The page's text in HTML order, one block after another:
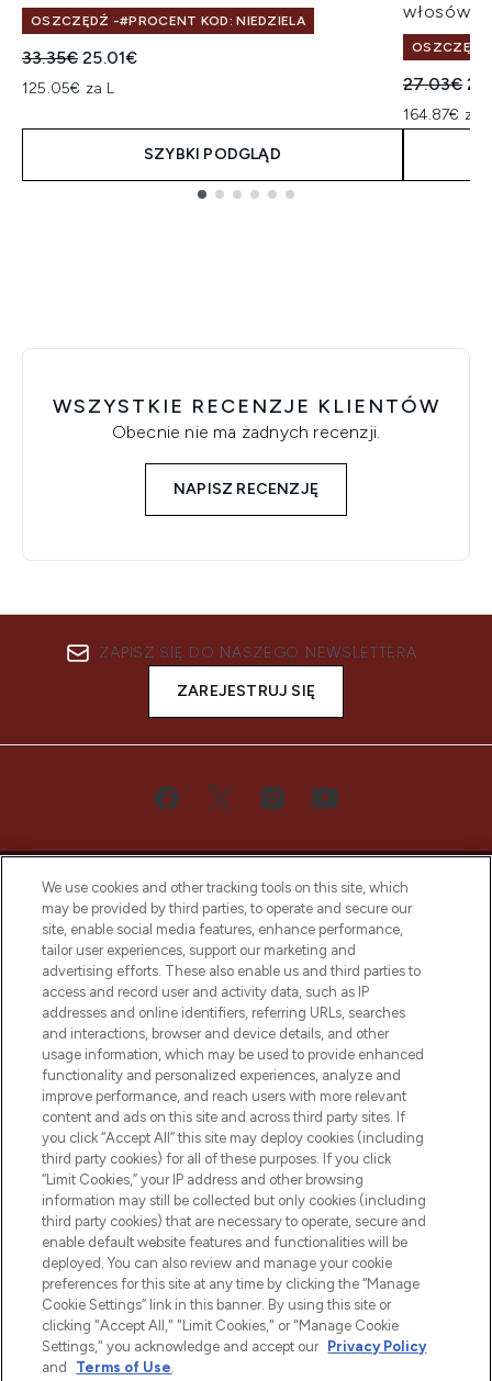
OSZCZĘDŹ -#PROCENT KOD: NIEDZIELA
Sugerowana cena detaliczna:
33.35€Aktualna cena:
25.01€
125.05€ za L
SZYBKI PODGLĄD
włosów
OSZCZĘDŹ
27.03€
164.87€ za
WSZYSTKIE RECENZJE KLIENTÓW
Obecnie nie ma żadnych recenzji.
NAPISZ RECENZJĘ
ZAPISZ SIĘ DO NASZEGO NEWSLETTERA
ZAREJESTRUJ SIĘ
Bądź pierwszą osobą, która dowie się o
najnowszych produktach, od niszowych i
uznanych marek, sezonowych trendach i
otrzyma ekskluzywne artykuły redakcyjne
z Sunday Supplement.
Zgoda na pliki cookie
Do Not Sell or Share My Personal
Information
POMOC & INFORMACJE
WAŻNE INFORMACJE
O LOOKFANTASTIC
We use cookies and other tracking tools on this site, which
may be provided by third parties, to operate and secure our
site, enable social media features, enhance performance,
tailor user experiences, support our marketing and
advertising efforts. These also enable us and third parties to
access and record user and activity data, such as IP
addresses and online identifiers, referring URLs, searches
and interactions, browser and device details, and other
usage information, which may be used to provide enhanced
functionality and personalized experiences, analyze and
improve performance, and reach users with more relevant
content and ads on this site and across third party sites. If
you click “Accept All” this site may deploy cookies (including
third party cookies) for all of these purposes. If you click
“Limit Cookies,” your IP address and other browsing
information may still be collected but only cookies (including
third party cookies) that are necessary to operate, secure and
enable default website features and functionalities will be
deployed. You can also review and manage your cookie
preferences for this site at any time by clicking the “Manage
Cookie Settings” link in this banner. By using this site or
clicking "Accept All," "Limit Cookies," or "Manage Cookie
Settings," you acknowledge and accept our Privacy Policy
and
Terms of Use.